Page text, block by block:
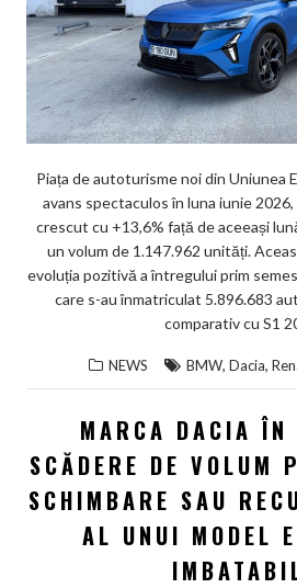
Piața de autoturisme noi din Uniunea
avans spectaculos în luna iunie
crescut cu +13,6% față de aceeași
un volum de 1.147.962 unități.
evoluția pozitivă a întregului prim
care s-au înmatriculat 5.896.683
comparativ cu S1
NEWS BMW, Dacia,
MARCA DACIA
SCĂDERE DE VOLUM
SCHIMBARE SAU
AL UNUI MODEL